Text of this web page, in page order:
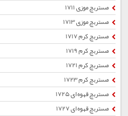
مستربچ موزی 1711
مستربچ موزی 1713
مستربچ کرم 1717
مستربچ کرم 1719
مستربچ کرم 1721
مستربچ کرم 1723
مستربچ قهوه ای 1725
مستربچ قهوه ای 1727